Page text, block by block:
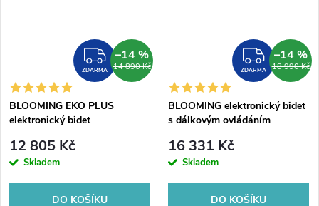
ZDARMA
ZDARMA 14 890 Kč
–14 %
BLOOMING EKO PLUS
elektronický bidet
12 805 Kč
Skladem
DO KOŠÍKU
ZDARMA 18 990 Kč
–14 %
BLOOMING elektronický bidet
s dálkovým ovládáním
16 331 Kč
Skladem
DO KOŠÍKU